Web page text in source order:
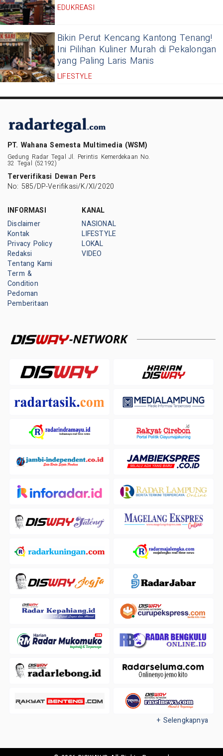
EDUKREASI
Bikin Perut Kencang Kantong Tenang!
Ini Pilihan Kuliner Murah di Pekalongan
yang Paling Laris Manis
LIFESTYLE
PT. Wahana Semesta Multimedia (WSM)
Gedung Radar Tegal Jl. Perintis Kemerdekaan No.
32 Tegal (52192)
Terverifikasi Dewan Pers
No: 585/DP-Verifikasi/K/XI/2020
INFORMASI
Disclaimer
Kontak
Privacy Policy
Redaksi
Tentang Kami
Term &
Condition
Pedoman
Pemberitaan
KANAL
NASIONAL
LIFESTYLE
LOKAL
VIDEO
+ Selengkapnya